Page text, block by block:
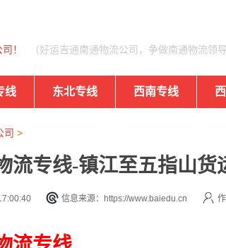
！ （好运吉通南通物流公司，争做南通物流领
线 东北专线 西南专线
司 >
流专线-镇江至五指山货
信息来源：https://www.baiedu.cn